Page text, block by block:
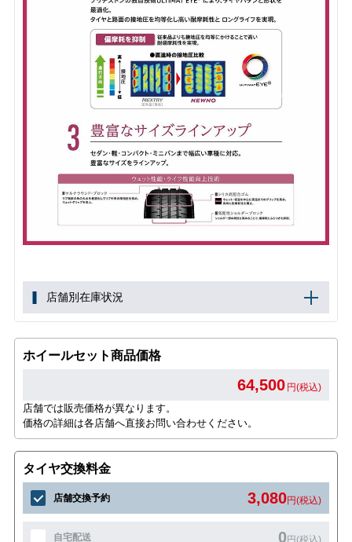
店舗別在庫状況
ホイールセット商品価格
64,500 円(税込)
店舗では販売価格が異なります。
価格の詳細は各店舗へ直接お問い合わせください。
タイヤ交換料金
店舗交換予約 3,080円(税込)
自宅配送 0円(税込)